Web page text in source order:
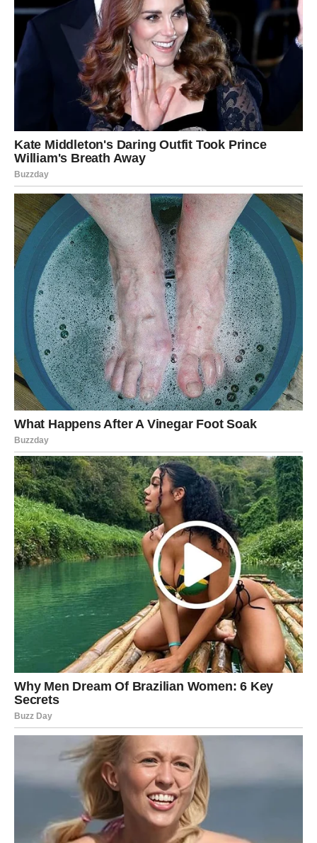
Neočekivano iznenađenje donosi
dodatnu sreću
Tokom vikenda mogla bi vas iznenaditi situacija koju niste
planirali.
Možda će to biti poruka, poziv, susret ili događaj koji će
vam pokazati koliko vam život može prirediti lijepa
iznenađenja.
Ono što je posebno zanimljivo jeste činjenica da će se
sve dogoditi onda kada budete najmanje očekivali.
Sudbina vam priprema trenutak koji će vam dugo ostati u
sjećanju.
Zašto ćete biti jako srećni?
Najvažnija poruka za Strijelčeve jeste da vas očekuje
vikend ispunjen lijepim emocijama, dobrim vijestima,
zanimljivim susretima i trenucima koji će vam pokazati
koliko život može biti velikodušan.
Dragi Strijelčevi, zvijezde vam donose nevjerovatno lijep
vikend. Pred vama su dani puni osmijeha, druženja,
ljubavi, pažnje i događaja koji će vam donijeti mnogo
razloga za sreću. Ono što dolazi probudiće u vama
optimizam, vedrinu i osjećaj da su najljepši trenuci tek
pred vama. Iskoristite svaki trenutak jer vas očekuje
vikend koji bi mogao ostati među najljepšim uspomenama
ovog perioda. Zvijezde vam poručuju – sreća vas prati
gdje god da krenete.